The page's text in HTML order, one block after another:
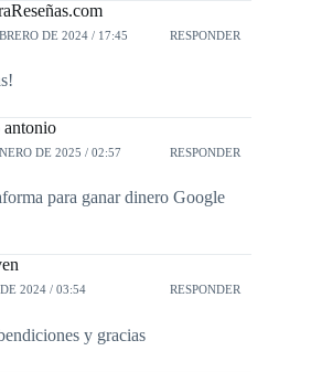
DE 2024 / 17:45 RESPONDER
DE 2025 / 02:57 RESPONDER
para ganar dinero Google
2024 / 03:54 RESPONDER
y gracias